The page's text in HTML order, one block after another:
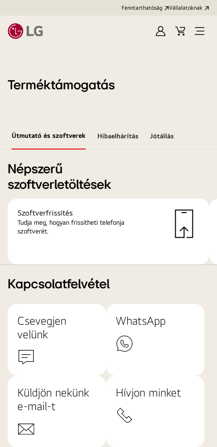
Fenntarthatóság Vállalatoknak
Bejelentkezés
KosárMenü
Terméktámogatás
Útmutató és szoftverek Hibaelhárítás Jótállás
Népszerű
szoftverletöltések
Szoftverfrissítés
Tudja meg, hogyan frissítheti telefonja
szoftverét.
Kapcsolatfelvétel
Csevegjen
velünk
WhatsApp
Küldjön nekünk
e-mail-t
Hívjon minket